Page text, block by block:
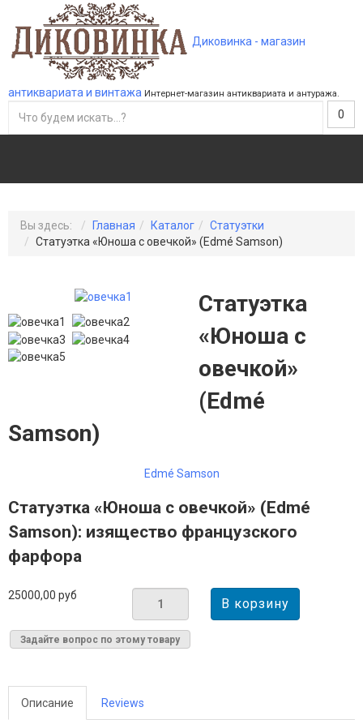
Диковинка - магазин
антиквариата и винтажа Интернет-магазин антиквариата и антуража.
0
Вы здесь: Главная Каталог
Статуэтки
Статуэтка «Юноша с овечкой» (Edmé Samson)
Статуэтка
«Юноша с
овечкой»
(Edmé
Samson)
Edmé Samson
Статуэтка «Юноша с овечкой» (Edmé
Samson): изящество французского
фарфора
25000,00 руб
Задайте вопрос по этому товару
Описание
Reviews